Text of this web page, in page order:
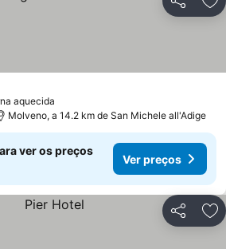
Partilhar
aquecida
preços
Molveno, a 14.2 km de San Michele all'Adige
ver os preços
Ver preços
Partilhar